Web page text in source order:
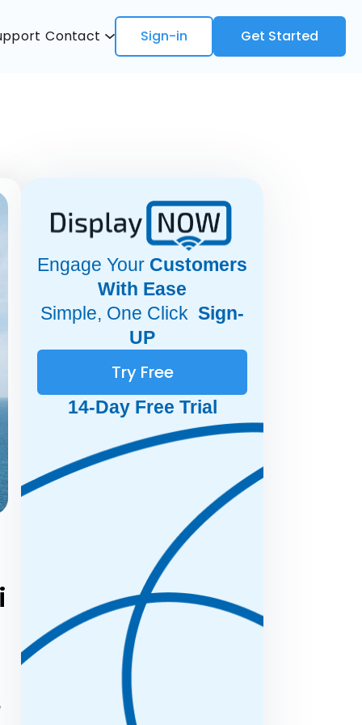
Contact Sign-in Get Started
Engage Your Customers
With Ease
Simple, One Click Sign-
UP
Try Free
14-Day Free Trial